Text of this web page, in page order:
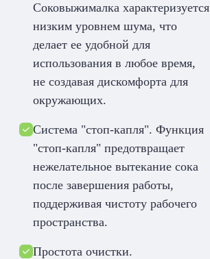
Соковыжималка характеризуется
низким уровнем шума, что
делает ее удобной для
использования в любое время,
не создавая дискомфорта для
окружающих.
Система "стоп-капля". Функция
"стоп-капля" предотвращает
нежелательное вытекание сока
после завершения работы,
поддерживая чистоту рабочего
пространства.
Простота очистки.